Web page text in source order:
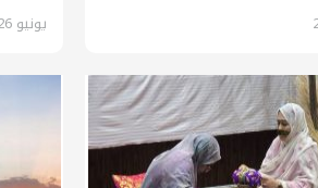
بأنقرة
يونيو 26, 2026